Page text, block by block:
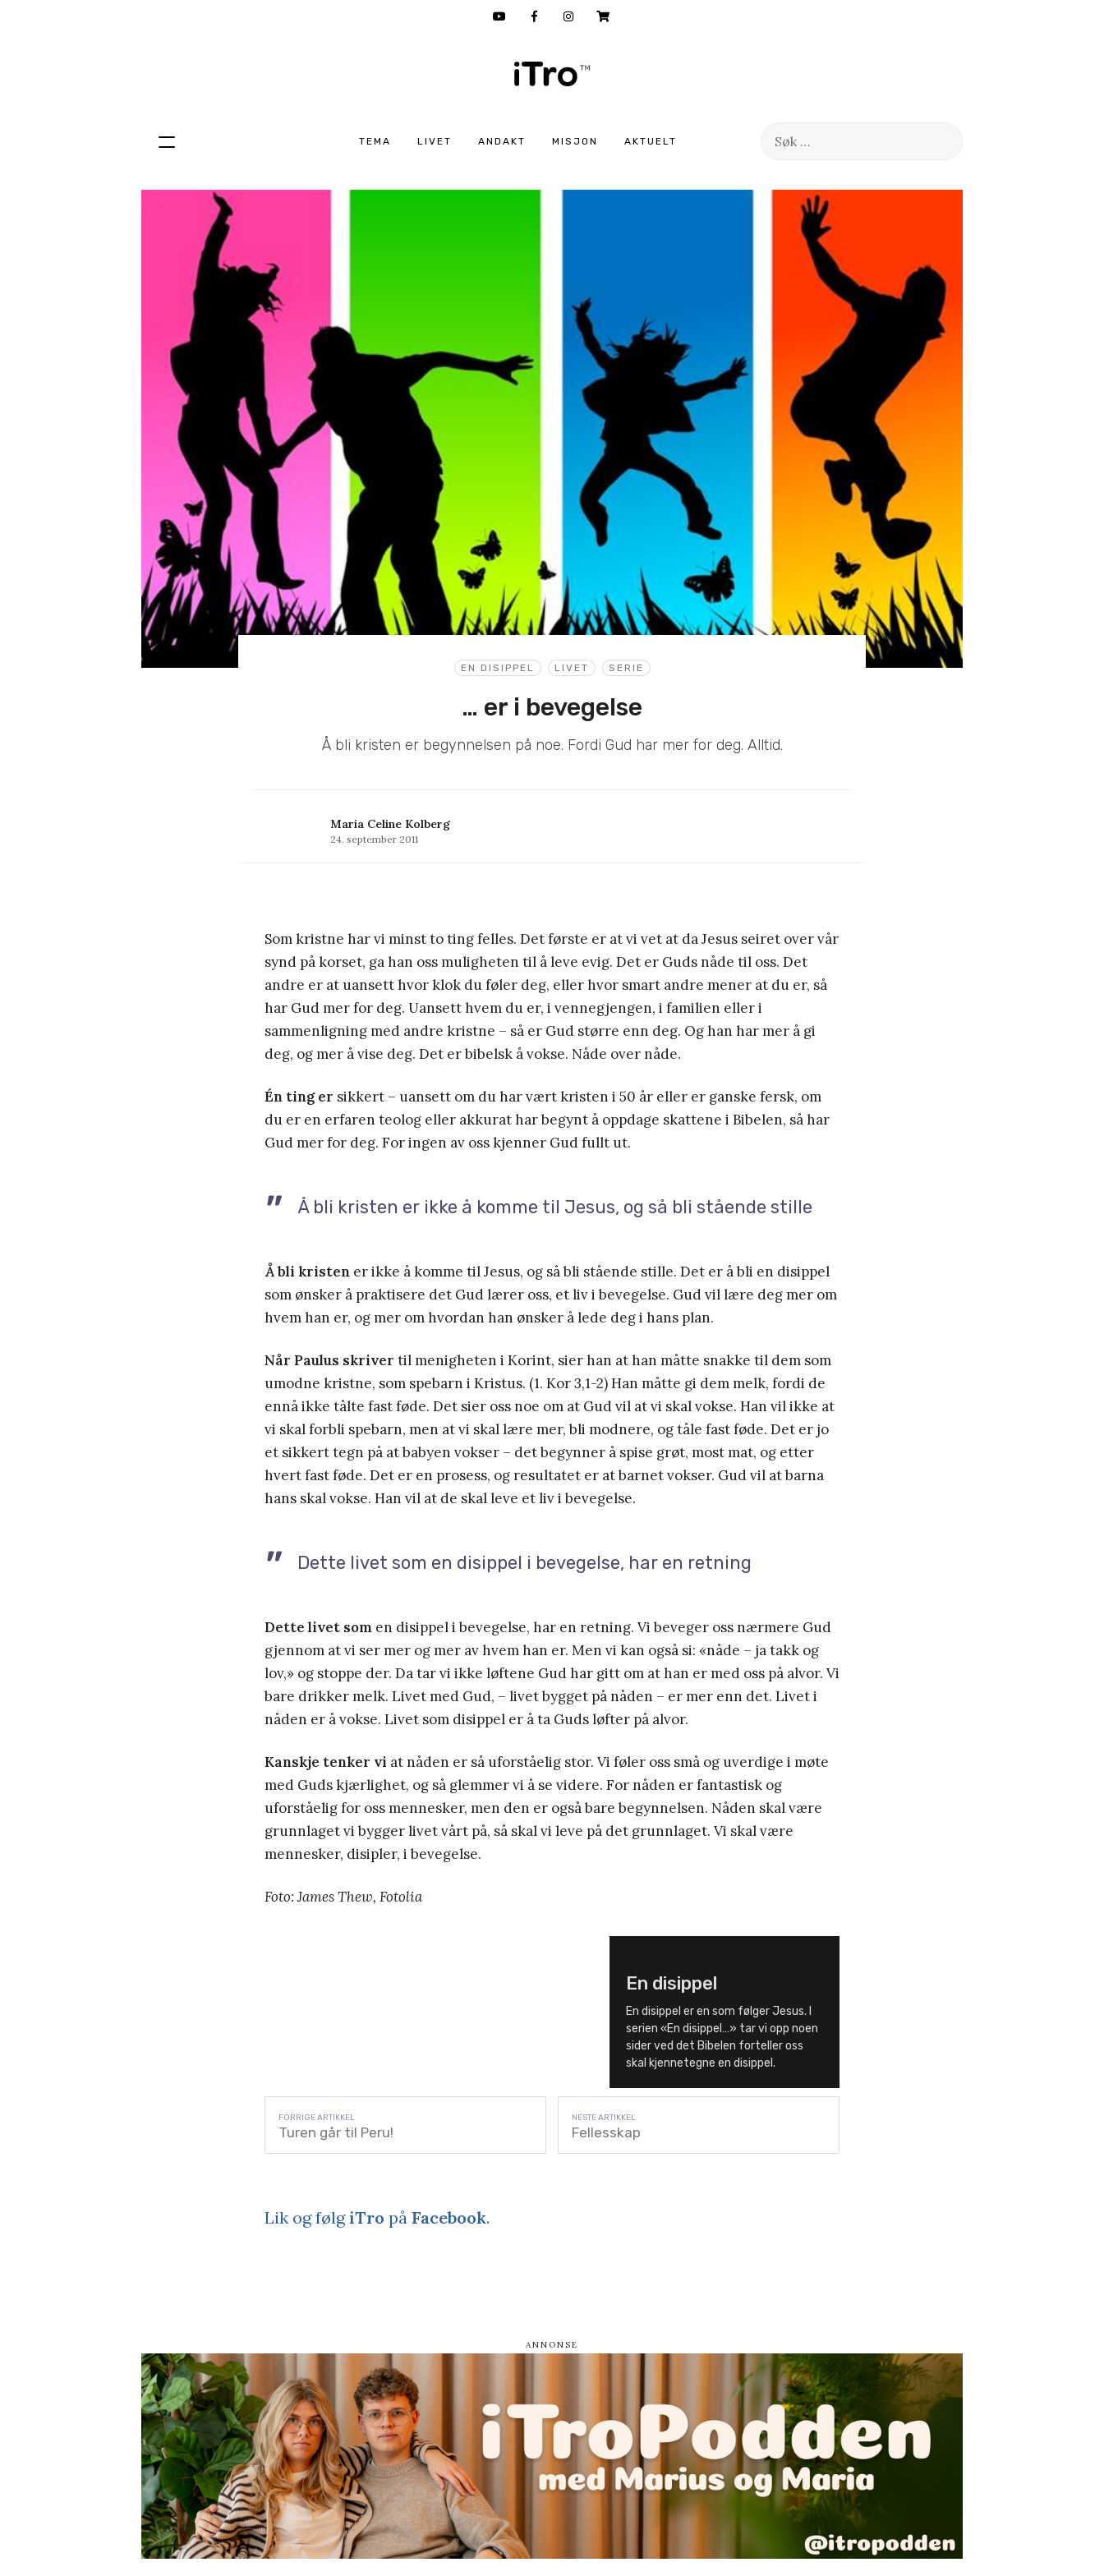
TEMA LIVET ANDAKT MISJON AKTUELT
Søk
Hopp
EN DISIPPEL LIVET SERIE
… er i bevegelse
Å bli kristen er begynnelsen på noe. Fordi Gud har mer for deg. Alltid.
Maria Celine Kolberg
24. september 2011
Som kristne har vi minst to ting felles. Det første er at vi vet at da Jesus seiret over vår
synd på korset, ga han oss muligheten til å leve evig. Det er Guds nåde til oss. Det
andre er at uansett hvor klok du føler deg, eller hvor smart andre mener at du er, så
har Gud mer for deg. Uansett hvem du er, i vennegjengen, i familien eller i
sammenligning med andre kristne – så er Gud større enn deg. Og han har mer å gi
deg, og mer å vise deg. Det er bibelsk å vokse. Nåde over nåde.
Én ting er sikkert – uansett om du har vært kristen i 50 år eller er ganske fersk, om
du er en erfaren teolog eller akkurat har begynt å oppdage skattene i Bibelen, så har
Gud mer for deg. For ingen av oss kjenner Gud fullt ut.
Å bli kristen er ikke å komme til Jesus, og så bli stående stille
Å bli kristen er ikke å komme til Jesus, og så bli stående stille. Det er å bli en disippel
som ønsker å praktisere det Gud lærer oss, et liv i bevegelse. Gud vil lære deg mer om
hvem han er, og mer om hvordan han ønsker å lede deg i hans plan.
Når Paulus skriver til menigheten i Korint, sier han at han måtte snakke til dem som
umodne kristne, som spebarn i Kristus. (1. Kor 3,1-2) Han måtte gi dem melk, fordi de
ennå ikke tålte fast føde. Det sier oss noe om at Gud vil at vi skal vokse. Han vil ikke at
vi skal forbli spebarn, men at vi skal lære mer, bli modnere, og tåle fast føde. Det er jo
et sikkert tegn på at babyen vokser – det begynner å spise grøt, most mat, og etter
hvert fast føde. Det er en prosess, og resultatet er at barnet vokser. Gud vil at barna
hans skal vokse. Han vil at de skal leve et liv i bevegelse.
Dette livet som en disippel i bevegelse, har en retning
Dette livet som en disippel i bevegelse, har en retning. Vi beveger oss nærmere Gud
gjennom at vi ser mer og mer av hvem han er. Men vi kan også si: «nåde – ja takk og
lov,» og stoppe der. Da tar vi ikke løftene Gud har gitt om at han er med oss på alvor. Vi
bare drikker melk. Livet med Gud, – livet bygget på nåden – er mer enn det. Livet i
nåden er å vokse. Livet som disippel er å ta Guds løfter på alvor.
Kanskje tenker vi at nåden er så uforståelig stor. Vi føler oss små og uverdige i møte
med Guds kjærlighet, og så glemmer vi å se videre. For nåden er fantastisk og
uforståelig for oss mennesker, men den er også bare begynnelsen. Nåden skal være
grunnlaget vi bygger livet vårt på, så skal vi leve på det grunnlaget. Vi skal være
mennesker, disipler, i bevegelse.
Foto: James Thew, Fotolia
En disippel
En disippel er en som følger Jesus. I
serien «En disippel…» tar vi opp noen
sider ved det Bibelen forteller oss
skal kjennetegne en disippel.
Turen går til Peru! Fellesskap
Lik og følgiTro på Facebook.